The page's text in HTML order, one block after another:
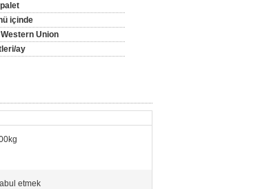
içinde
Western Union
ay
etmek